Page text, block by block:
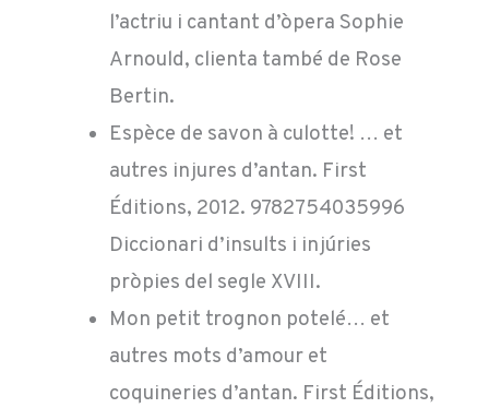
l’actriu i cantant d’òpera Sophie
Arnould, clienta també de Rose
Bertin.
Espèce de savon à culotte! … et
autres injures d’antan. First
Éditions, 2012. 9782754035996
Diccionari d’insults i injúries
pròpies del segle XVIII.
Mon petit trognon potelé… et
autres mots d’amour et
coquineries d’antan. First Éditions,